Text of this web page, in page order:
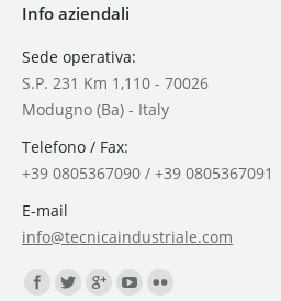
Info aziendali
Sede operativa:
S.P. 231 Km 1,110 - 70026
Modugno (Ba) - Italy
Telefono / Fax:
+39 0805367090 / +39 0805367091
E-mail
info@tecnicaindustriale.com
Find us on: